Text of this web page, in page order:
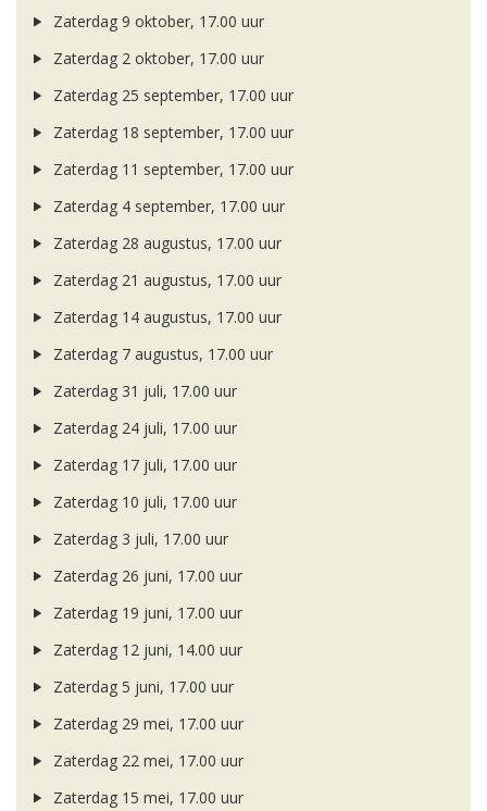
Zaterdag 9 oktober, 17.00 uur
Zaterdag 2 oktober, 17.00 uur
Zaterdag 25 september, 17.00 uur
Zaterdag 18 september, 17.00 uur
Zaterdag 11 september, 17.00 uur
Zaterdag 4 september, 17.00 uur
Zaterdag 28 augustus, 17.00 uur
Zaterdag 21 augustus, 17.00 uur
Zaterdag 14 augustus, 17.00 uur
Zaterdag 7 augustus, 17.00 uur
Zaterdag 31 juli, 17.00 uur
Zaterdag 24 juli, 17.00 uur
Zaterdag 17 juli, 17.00 uur
Zaterdag 10 juli, 17.00 uur
Zaterdag 3 juli, 17.00 uur
Zaterdag 26 juni, 17.00 uur
Zaterdag 19 juni, 17.00 uur
Zaterdag 12 juni, 14.00 uur
Zaterdag 5 juni, 17.00 uur
Zaterdag 29 mei, 17.00 uur
Zaterdag 22 mei, 17.00 uur
Zaterdag 15 mei, 17.00 uur